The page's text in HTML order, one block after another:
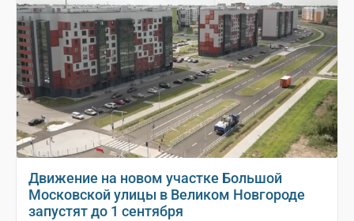
Движение на новом участке Большой
Московской улицы в Великом Новгороде
запустят до 1 сентября